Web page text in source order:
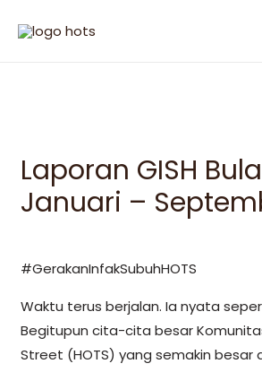
Laporan GISH
Januari –
#GerakanInfakSubuhHOTS
Waktu terus berjalan. Ia nyata
Begitupun cita-cita besar
Street (HOTS) yang semakin besar